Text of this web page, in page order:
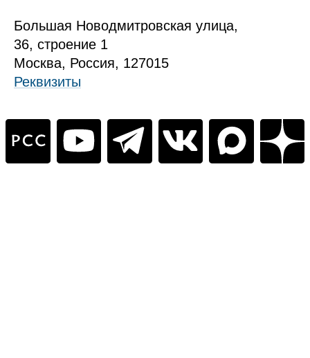
Большая Новодмитровская улица,
36, строение 1
Москва, Россия, 127015
Реквизиты